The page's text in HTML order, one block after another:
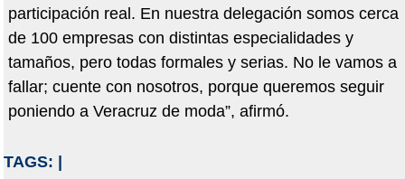
participación real. En nuestra delegación somos cerca
de 100 empresas con distintas especialidades y
tamaños, pero todas formales y serias. No le vamos a
fallar; cuente con nosotros, porque queremos seguir
poniendo a Veracruz de moda”, afirmó.
TAGS: